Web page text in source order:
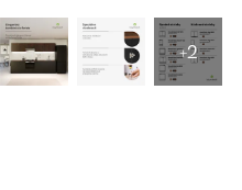
+2